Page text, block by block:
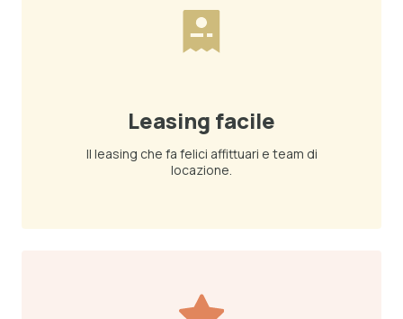
Leasing facile
Il leasing che fa felici affittuari e team di
locazione.